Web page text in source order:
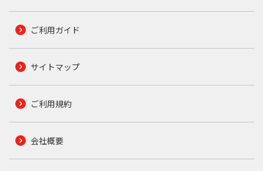
ご利用ガイド
サイトマップ
ご利用規約
会社概要